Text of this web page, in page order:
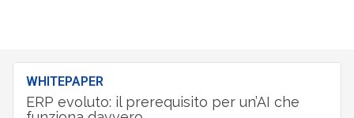
WHITEPAPER
ERP evoluto: il prerequisito per un’AI che